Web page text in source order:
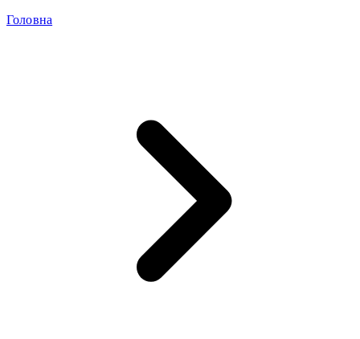
Головна